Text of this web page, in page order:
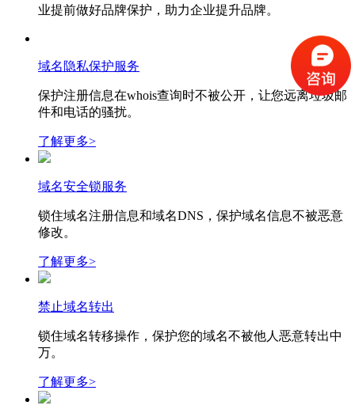
业提前做好品牌保护，助力企业提升品牌。
域名隐私保护服务
保护注册信息在whois查询时不被公开，让您远离垃圾邮
件和电话的骚扰。
了解更多>
域名安全锁服务
锁住域名注册信息和域名DNS，保护域名信息不被恶意
修改。
了解更多>
禁止域名转出
锁住域名转移操作，保护您的域名不被他人恶意转出中
万。
了解更多>